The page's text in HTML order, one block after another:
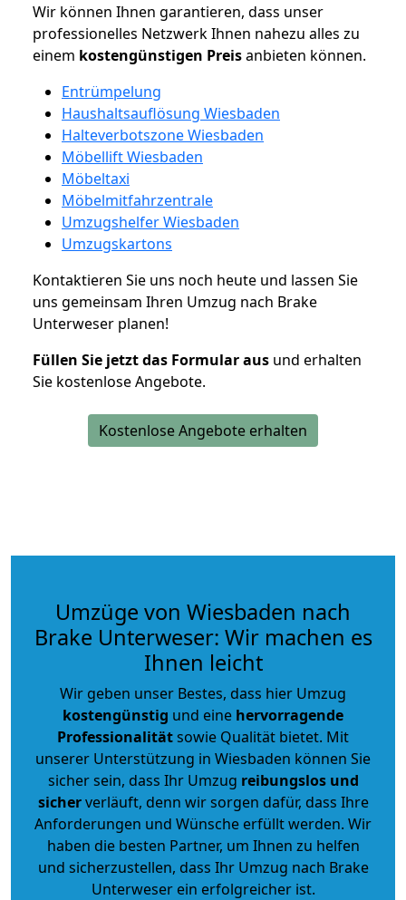
Wir können Ihnen garantieren, dass unser
professionelles Netzwerk Ihnen nahezu alles zu
einem kostengünstigen Preisanbieten können.
Entrümpelung
Haushaltsauflösung Wiesbaden
Halteverbotszone Wiesbaden
Möbellift Wiesbaden
Möbeltaxi
Möbelmitfahrzentrale
Umzugshelfer Wiesbaden
Umzugskartons
Kontaktieren Sie uns noch heute und lassen Sie
uns gemeinsam Ihren Umzug nach Brake
Unterweser planen!
Füllen Sie jetzt das Formular aus und erhalten
Sie kostenlose Angebote.
Kostenlose Angebote erhalten
Umzüge von Wiesbaden nach
Brake Unterweser: Wir machen es
Ihnen leicht
Wir geben unser Bestes, dass hier Umzug
kostengünstig und eine hervorragende
Professionalitätsowie Qualität bietet. Mit
unserer Unterstützung in Wiesbaden können Sie
sicher sein, dass Ihr Umzug reibungslos und
sicherverläuft, denn wir sorgen dafür, dass Ihre
Anforderungen und Wünsche erfüllt werden. Wir
haben die besten Partner, um Ihnen zu helfen
und sicherzustellen, dass Ihr Umzug nach Brake
Unterweser ein erfolgreicher ist.